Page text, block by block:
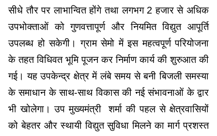
सीधे तौर पर लाभान्वित होंगे तथा लगभग 2 हजार से अधिक
उपभोक्ताओं को गुणवत्तापूर्ण और नियमित विद्युत आपूर्ति
उपलब्ध हो सकेगी। ग्राम सेमो में इस महत्वपूर्ण परियोजना
के तहत विधिवत भूमि पूजन कर निर्माण कार्य की शुरुआत की
गई। यह उपकेन्द्र क्षेत्र में लंबे समय से बनी बिजली समस्या
के समाधान के साथ-साथ विकास की नई संभावनाओं के द्वार
भी खोलेगा। उप मुख्यमंत्री शर्मा की पहल से क्षेत्रवासियों
को बेहतर और स्थायी विद्युत सुविधा मिलने का मार्ग प्रशस्त